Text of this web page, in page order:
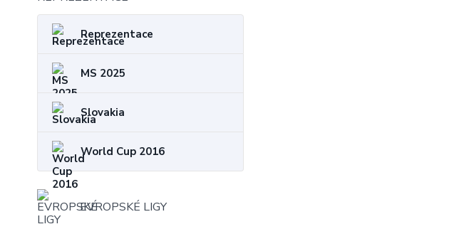
Reprezentace
MS 2025
Slovakia
World Cup 2016
EVROPSKÉ LIGY